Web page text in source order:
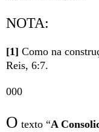
NOTA:
[1] Como na
Reis, 6:7.
000
O texto “A